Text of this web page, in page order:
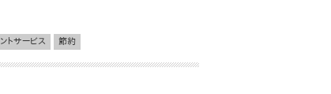
トサービス 節約